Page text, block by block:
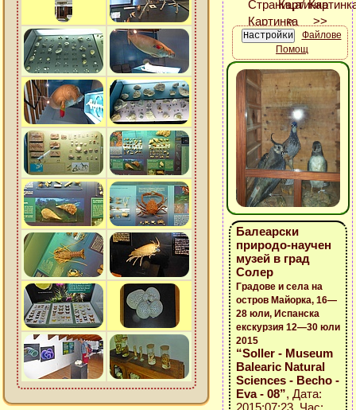
Файлове
Помощ
Балеарски
природо-научен
музей в град
Солер
Градове и села на
остров Майорка, 16—
28 юли, Испанска
екскурзия 12—30 юли
2015
“Soller - Museum
Balearic Natural
Sciences - Becho -
Eva - 08”, Дата:
2015:07:23, Час: